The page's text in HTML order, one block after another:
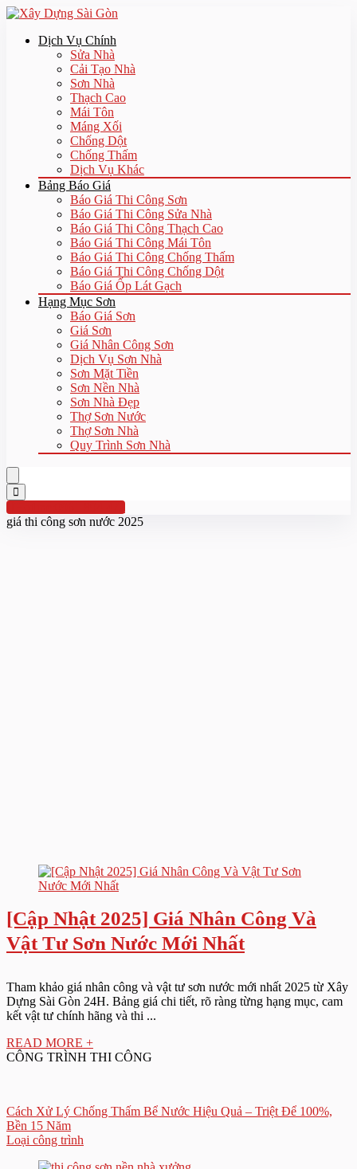
Dịch Vụ Chính
Sửa Nhà
Cải Tạo Nhà
Sơn Nhà
Thạch Cao
Mái Tôn
Máng Xối
Chống Dột
Chống Thấm
Dịch Vụ Khác
Bảng Báo Giá
Báo Giá Thi Công Sơn
Báo Giá Thi Công Sửa Nhà
Báo Giá Thi Công Thạch Cao
Báo Giá Thi Công Mái Tôn
Báo Giá Thi Công Chống Thấm
Báo Giá Thi Công Chống Dột
Báo Giá Ốp Lát Gạch
Hạng Mục Sơn
Báo Giá Sơn
Giá Sơn
Giá Nhân Công Sơn
Dịch Vụ Sơn Nhà
Sơn Mặt Tiền
Sơn Nền Nhà
Sơn Nhà Đẹp
Thợ Sơn Nước
Thợ Sơn Nhà
Quy Trình Sơn Nhà
Hotline:0961 894 472
giá thi công sơn nước 2025
[Cập Nhật 2025] Giá Nhân Công Và
Vật Tư Sơn Nước Mới Nhất
Tham khảo giá nhân công và vật tư sơn nước mới nhất 2025 từ Xây
Dựng Sài Gòn 24H. Bảng giá chi tiết, rõ ràng từng hạng mục, cam
kết vật tư chính hãng và thi ...
READ MORE +
CÔNG TRÌNH THI CÔNG
Cách Xử Lý Chống Thấm Bể Nước Hiệu Quả – Triệt Để 100%,
Bền 15 Năm
Loại công trình